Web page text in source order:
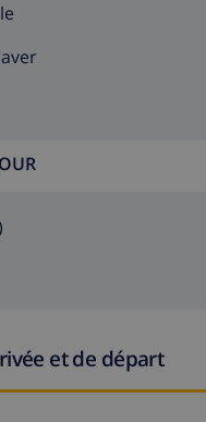
et de départ